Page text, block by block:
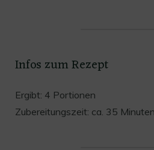
Infos zum Rezept
Ergibt: 4 Portionen
Zubereitungszeit: ca. 35